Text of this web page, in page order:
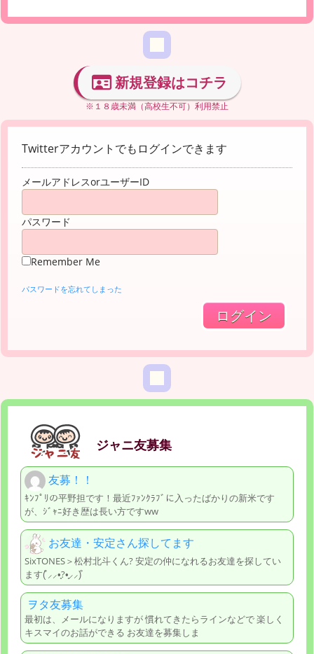
新規登録はコチラ
※１８歳未満（高校生不可）利用禁止
Twitterアカウントでもログインできます
メールアドレスorユーザーID
パスワード
Remember Me
パスワードを忘れてしまった
ジャニ友募集
友募！！
ｷﾝﾌﾟﾘの平野担です！最近ﾌｧﾝｸﾗﾌﾞに入ったばかりの新米です
が、ｼﾞｬﾆ好き歴は長い方ですww
お友達・安定さん探してます
SixTONES＞松村北斗くん? 安定の仲になれるお友達を探してい
ます‎(͒ ⸝⸝•̥?•̥⸝⸝)͒
ヲタ友募集
最初は、メールになりますが 慣れてきたらラインなどで 楽しく
キスマイのお話ができる お友達を募集しま